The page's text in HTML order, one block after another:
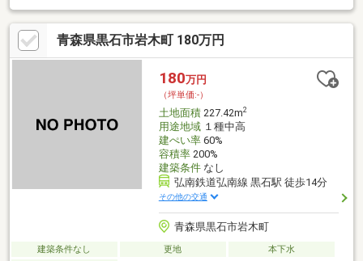
青森県黒石市岩木町 180万円
180万円
（坪単価:-）
土地面積227.42m2
用途地域１種中高
建ぺい率60%
容積率200%
建築条件なし
弘南鉄道弘南線 黒石駅 徒歩14分
その他の交通
青森県黒石市岩木町
建築条件なし 更地
本下水